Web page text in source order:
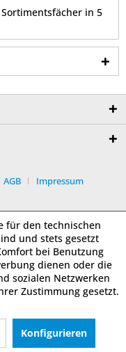
in 5
AGB Impressum
für den technischen
und stets gesetzt
bei Benutzung
dienen oder die
sozialen Netzwerken
Zustimmung gesetzt.
Konfigurieren